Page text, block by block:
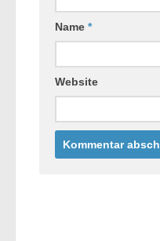
Name *
Website